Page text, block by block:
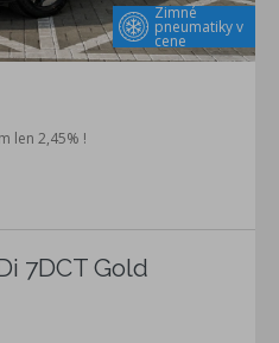
Zimné
pneumatiky v
cene
len 2,45% !
7DCT Gold